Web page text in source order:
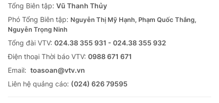
Tổng Biên tập: Vũ Thanh Thủy
Phó Tổng Biên tập: Nguyễn Thị Mỹ Hạnh, Phạm Quốc Thắng,
Nguyễn Trọng Ninh
Tổng đài VTV: 024.38 355 931 - 024.38 355 932
Ðiện thoại Thời báo VTV: 0988 671 671
Email: toasoan@vtv.vn
Liên hệ quảng cáo: (024) 626 79595